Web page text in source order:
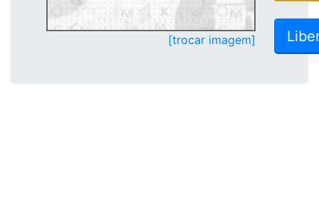
[trocar imagem]